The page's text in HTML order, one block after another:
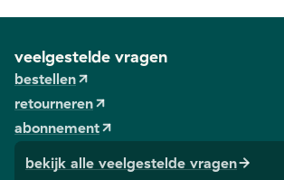
veelgestelde vragen
bestellen
retourneren
abonnement
bekijk alle veelgestelde vragen